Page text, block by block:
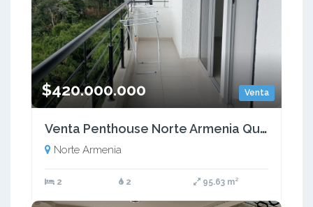
Venta
$420.000.000
Venta Penthouse Norte Armenia Quindio COD: 7653377
Norte Armenia
2 2 95.63 m²